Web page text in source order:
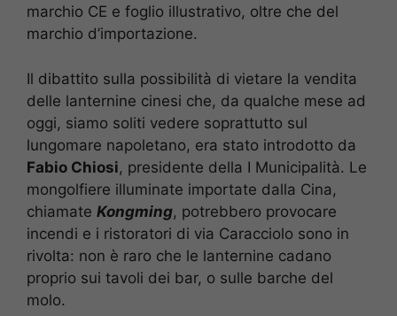
marchio CE e foglio illustrativo, oltre che del
marchio d’importazione.
Il dibattito sulla possibilità di vietare la vendita
delle lanternine cinesi che, da qualche mese ad
oggi, siamo soliti vedere soprattutto sul
lungomare napoletano, era stato introdotto da
Fabio Chiosi, presidente della I Municipalità. Le
mongolfiere illuminate importate dalla Cina,
chiamate Kongming, potrebbero provocare
incendi e i ristoratori di via Caracciolo sono in
rivolta: non è raro che le lanternine cadano
proprio sui tavoli dei bar, o sulle barche del
molo.